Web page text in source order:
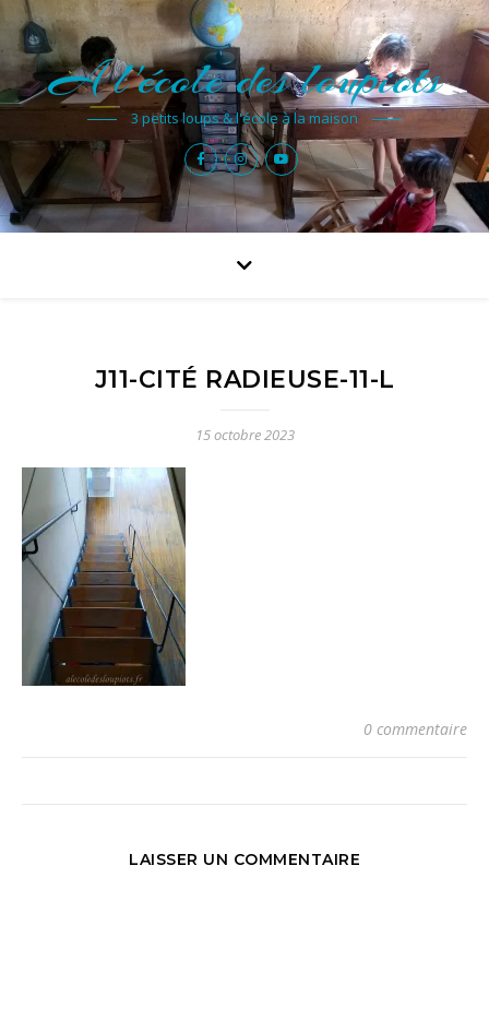
A l'école des loupiots
3 petits loups & l'école à la maison
J11-CITÉ RADIEUSE-11-L
15 octobre 2023
0 commentaire
LAISSER UN COMMENTAIRE